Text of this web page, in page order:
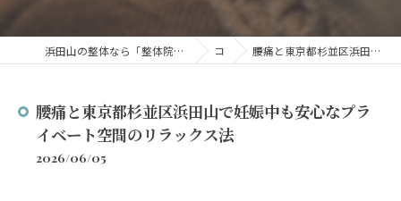
浜田山の整体なら「整体院メグシス」肩こり・腰痛・自律神経の悩みを睡眠から改善 コラム 腰痛と東京都杉並区浜田山で妊娠中も安心なプライベート空間のリラックス法
腰痛と東京都杉並区浜田山で妊娠中も安心なプラ
イベート空間のリラックス法
2026/06/05